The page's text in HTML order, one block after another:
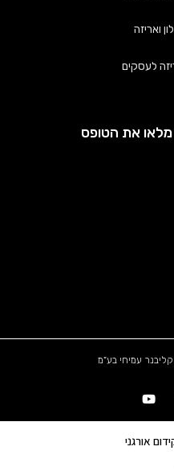
ואריזה
לעסקים
את הטופס
עמיחי בע"מ
אורגני